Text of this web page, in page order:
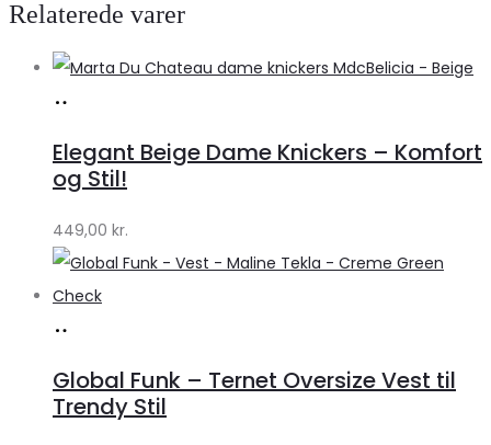
Relaterede varer
Klædeskabet.dk
Elegant Beige Dame Knickers – Komfort
og Stil!
449,00 kr.
Lykke
Global Funk – Ternet Oversize Vest til
Trendy Stil